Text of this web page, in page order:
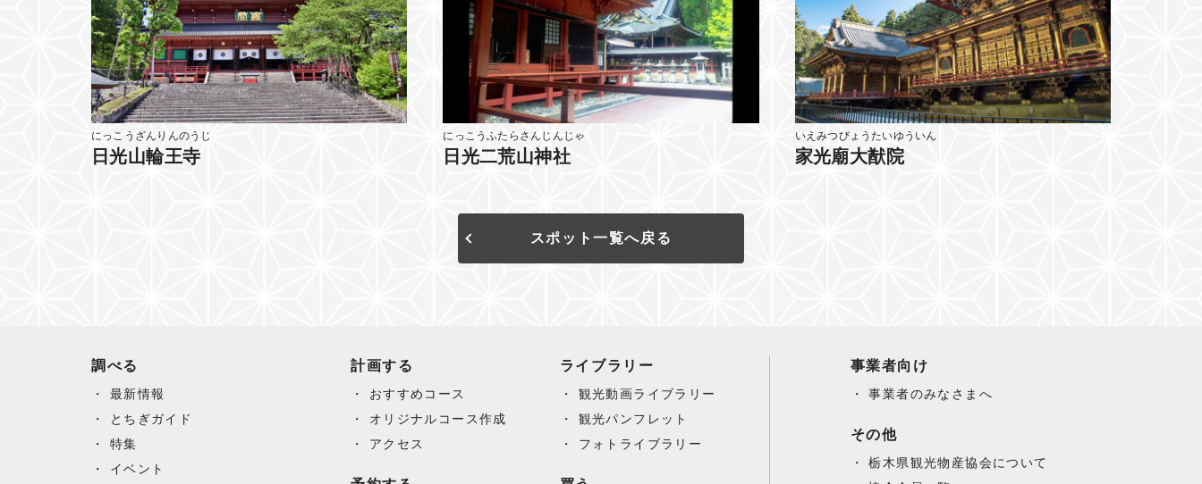
にっこうざんりんのうじ
日光山輪王寺
にっこうふたらさんじんじゃ
日光二荒山神社
いえみつびょうたいゆういん
家光廟大猷院
スポット一覧へ戻る
調べる
最新情報
とちぎガイド
特集
イベント
計画する
おすすめコース
オリジナルコース作成
アクセス
ライブラリー
観光動画ライブラリー
観光パンフレット
フォトライブラリー
事業者向け
事業者のみなさまへ
その他
栃木県観光物産協会について